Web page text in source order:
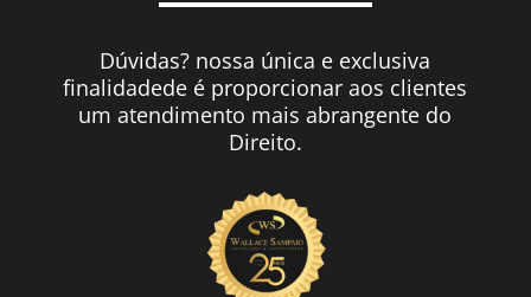
Dúvidas? nossa única e exclusiva
finalidadede é proporcionar aos clientes
um atendimento mais abrangente do
Direito.